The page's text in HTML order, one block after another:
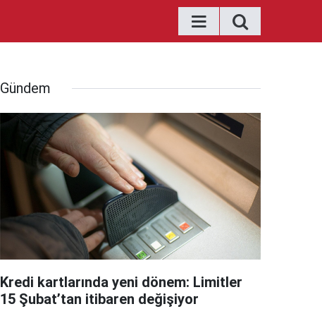
Gündem
Kredi kartlarında yeni dönem: Limitler
15 Şubat’tan itibaren değişiyor